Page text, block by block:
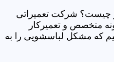
چیست؟ شرکت تعمیراتی
متخصص و تعمیرکار
که مشکل لباسشویی را به